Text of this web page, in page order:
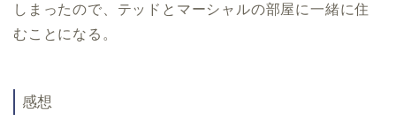
しまったので、テッドとマーシャルの部屋に一緒に住
むことになる。
感想